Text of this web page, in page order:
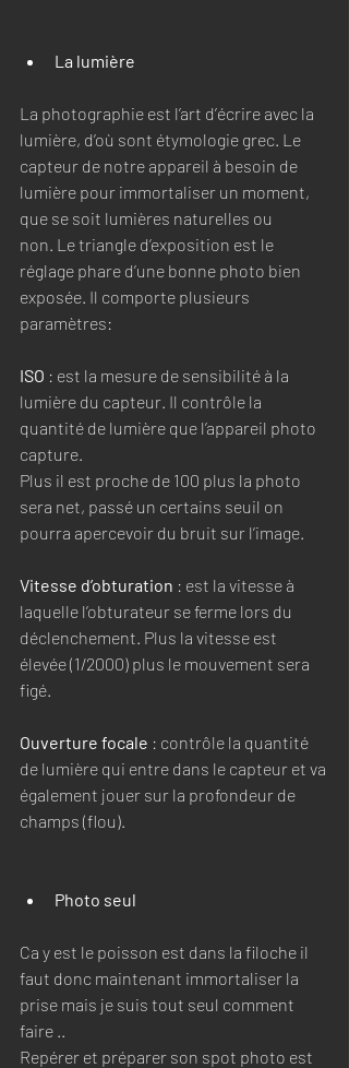
La lumière
La photographie est l’art d’écrire avec la
lumière, d’où sont étymologie grec. Le
capteur de notre appareil à besoin de
lumière pour immortaliser un moment,
que se soit lumières naturelles ou
non. Le triangle d’exposition est le
réglage phare d’une bonne photo bien
exposée. Il comporte plusieurs
paramètres:
ISO : est la mesure de sensibilité à la
lumière du capteur. Il contrôle la
quantité de lumière que l’appareil photo
capture.
Plus il est proche de 100 plus la photo
sera net, passé un certains seuil on
pourra apercevoir du bruit sur l’image.
Vitesse d’obturation : est la vitesse à
laquelle l’obturateur se ferme lors du
déclenchement. Plus la vitesse est
élevée (1/2000) plus le mouvement sera
figé.
Ouverture focale : contrôle la quantité
de lumière qui entre dans le capteur et va
également jouer sur la profondeur de
champs (flou).
Photo seul
Ca y est le poisson est dans la filoche il
faut donc maintenant immortaliser la
prise mais je suis tout seul comment
faire ..
Repérer et préparer son spot photo est